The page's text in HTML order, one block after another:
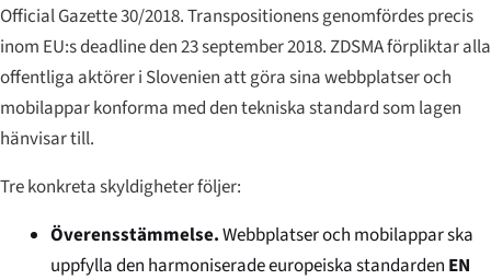
Official Gazette 30/2018. Transpositionens genomfördes precis
inom EU:s deadline den 23 september 2018. ZDSMA förpliktar alla
offentliga aktörer i Slovenien att göra sina webbplatser och
mobilappar konforma med den tekniska standard som lagen
hänvisar till.
Tre konkreta skyldigheter följer:
Överensstämmelse.Webbplatser och mobilappar ska
uppfylla den harmoniserade europeiska standarden EN